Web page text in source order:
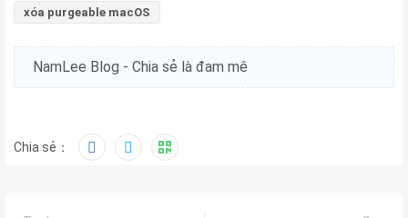
xóa purgeable macOS
NamLee Blog - Chia sẻ là đam mê
Chia sẻ：